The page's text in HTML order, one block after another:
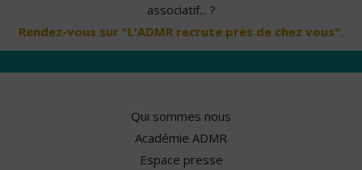
associatif... ?
Rendez-vous sur "L'ADMR recrute près de chez vous".
Qui sommes nous
Académie ADMR
Espace presse